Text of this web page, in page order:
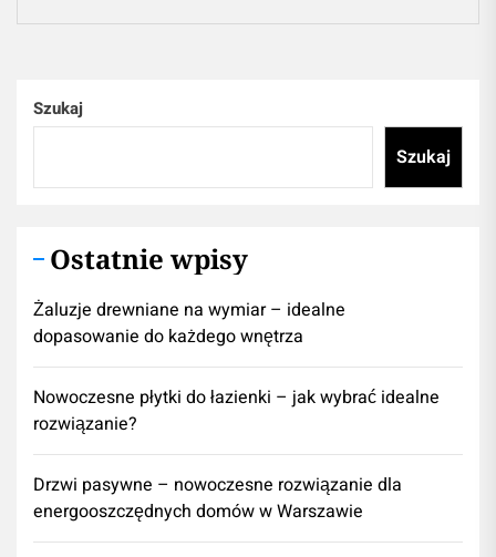
Szukaj
Szukaj
Ostatnie wpisy
Żaluzje drewniane na wymiar – idealne
dopasowanie do każdego wnętrza
Nowoczesne płytki do łazienki – jak wybrać idealne
rozwiązanie?
Drzwi pasywne – nowoczesne rozwiązanie dla
energooszczędnych domów w Warszawie